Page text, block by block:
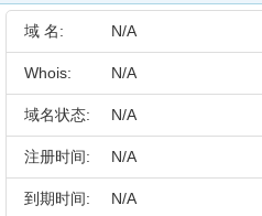
域 名: N/A
Whois: N/A
域名状态: N/A
注册时间: N/A
到期时间: N/A